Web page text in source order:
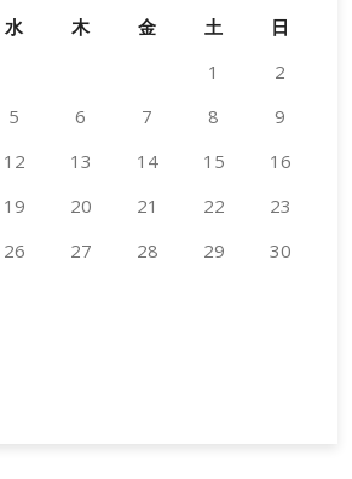
の
ケ
方
法
水 木 金 土
日
1
2
5 6 7 8
9
12 13 14 15
16
19 20 21 22
23
26 27 28 29
30